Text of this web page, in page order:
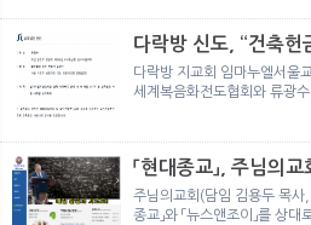
다락방 신도, “건축헌
다락방 지교회 임마누엘서울
세계복음화전도협회와 류광
「현대종교」, 주님의
주님의교회(담임 김용두 목사,
종교」와 「뉴스앤조이」를 상